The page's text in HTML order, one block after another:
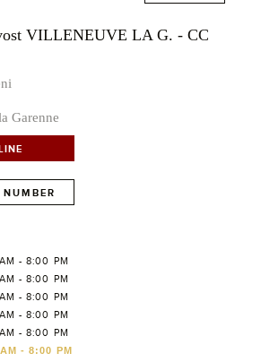
VILLENEUVE LA G. - CC
Garenne
- 8:00 PM
- 8:00 PM
- 8:00 PM
- 8:00 PM
- 8:00 PM
- 8:00 PM